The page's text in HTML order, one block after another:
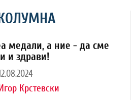
медали, а ние - да сме
и здрави!
Крстевски